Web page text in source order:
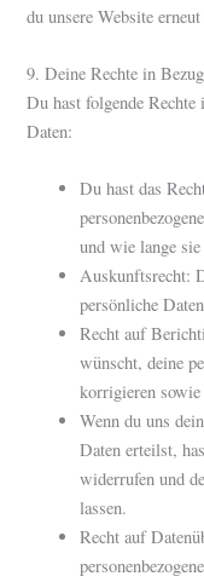
du unsere Website
9. Deine Rechte in
Du hast folgende Rechte
Daten:
Du hast das
und wie lange
Auskunftsrecht:
persönliche
Recht auf
wünscht, deine
korrigieren
Wenn du uns
Daten erteilst,
widerrufen und
lassen.
Recht auf